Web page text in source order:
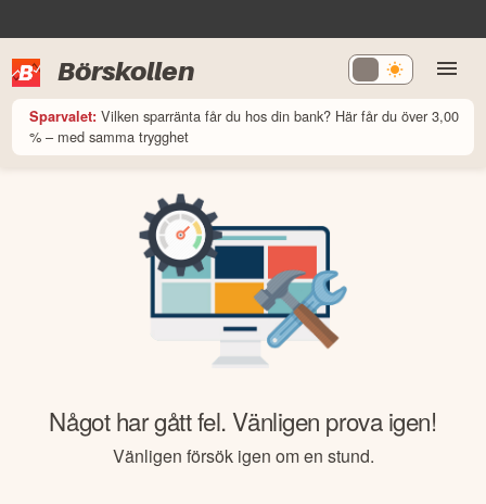
Börskollen
Sparvalet: Vilken sparränta får du hos din bank? Här får du över 3,00
% – med samma trygghet
Något har gått fel. Vänligen prova igen!
Vänligen försök igen om en stund.